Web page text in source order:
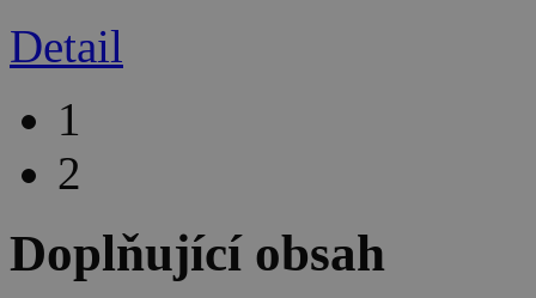
Detail
1
2
Doplňující obsah